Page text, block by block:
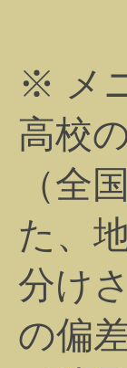
※ メ
高校
（全
た、
分け
の偏